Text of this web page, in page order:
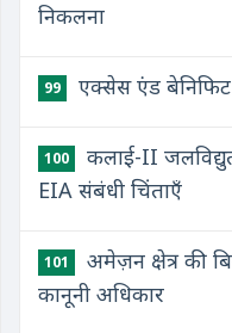
निकलना
99 एक्सेस एंड
100
कलाई-II
EIA संबंधी चिंताएँ
101
अमेज़न क्षेत्र की
कानूनी अधिकार